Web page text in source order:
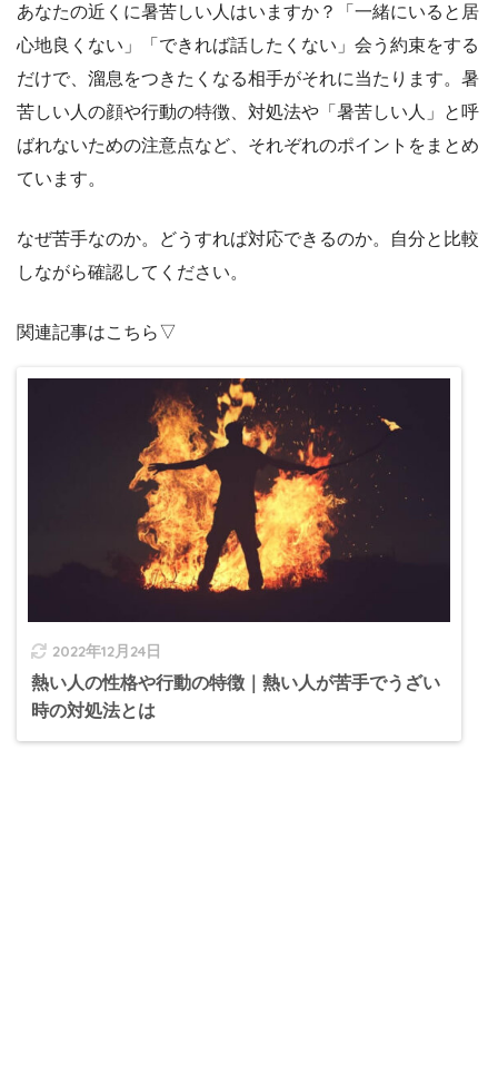
あなたの近くに暑苦しい人はいますか？「一緒にいると居
心地良くない」「できれば話したくない」会う約束をする
だけで、溜息をつきたくなる相手がそれに当たります。暑
苦しい人の顔や行動の特徴、対処法や「暑苦しい人」と呼
ばれないための注意点など、それぞれのポイントをまとめ
ています。
なぜ苦手なのか。どうすれば対応できるのか。自分と比較
しながら確認してください。
関連記事はこちら▽
2022年12月24日
熱い人の性格や行動の特徴｜熱い人が苦手でうざい
時の対処法とは